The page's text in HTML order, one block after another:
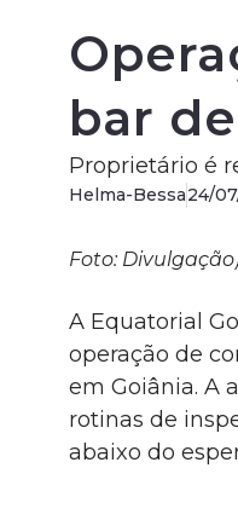
bar
Proprietário é
Helma-Bessa24/
Foto:
A Equatorial
operação de
em Goiânia. A
rotinas de
abaixo do